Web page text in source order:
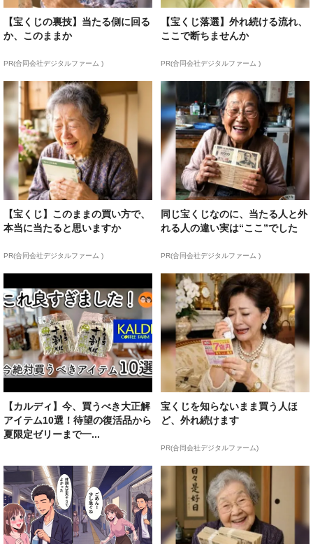
【宝くじの裏技】当たる側に回る
か、このままか
PR(合同会社デジタルファーム )
【宝くじ落選】外れ続ける流れ、
ここで断ちませんか
PR(合同会社デジタルファーム )
【宝くじ】このままの買い方で、
本当に当たると思いますか
PR(合同会社デジタルファーム )
同じ宝くじなのに、当たる人と外
れる人の違い実は“ここ”でした
PR(合同会社デジタルファーム )
【カルディ】今、買うべき大正解
アイテム10選！待望の復活品から
夏限定ゼリーまで一...
宝くじを知らないまま買う人ほ
ど、外れ続けます
PR(合同会社デジタルファーム)